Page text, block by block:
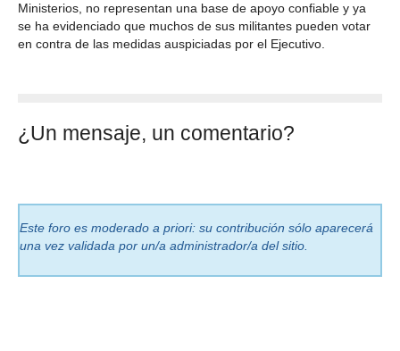
Ministerios, no representan una base de apoyo confiable y ya
se ha evidenciado que muchos de sus militantes pueden votar
en contra de las medidas auspiciadas por el Ejecutivo.
¿Un mensaje, un comentario?
Este foro es moderado a priori: su contribución sólo aparecerá
una vez validada por un/a administrador/a del sitio.